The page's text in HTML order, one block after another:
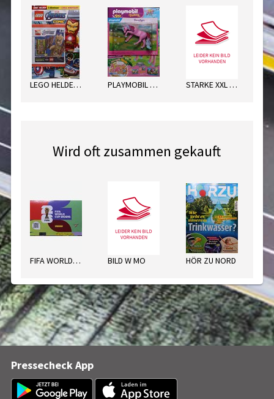
LEGO HELDEN ADVENGERS PLAYMOBIL FANTASY STARKE XXL DINO WT
Wird oft zusammen gekauft
FIFA WORLD CUP STICKER 2026 BILD W MO HÖR ZU NORD
Pressecheck App